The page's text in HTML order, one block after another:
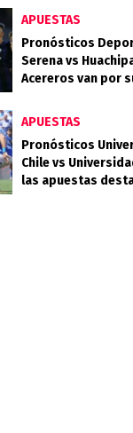
APUESTAS
Pronósticos
Serena vs
Acereros van por
APUESTAS
Pronósticos
Chile vs
las apuestas